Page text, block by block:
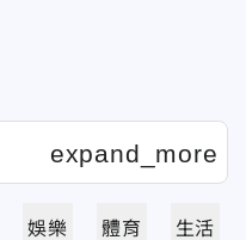
娛樂 體育 生活